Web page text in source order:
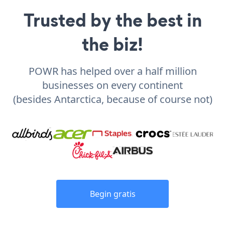
Trusted by the best in
the biz!
POWR has helped over a half million
businesses on every continent
(besides Antarctica, because of course not)
Begin gratis